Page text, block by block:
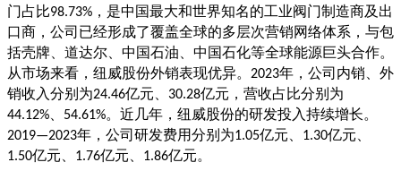
门占比98.73% ，是中国最大和世界知名的工业阀门制造商及出
口商，公司已经形成了覆盖全球的多层次营销网络体系，与包
括壳牌、道达尔、中国石油、中国石化等全球能源巨头合作。
从市场来看，纽威股份外销表现优异。 2023年，公司内销、外
销收入分别为24.46亿元、 30.28亿元，营收占比分别为
44.12% 54.61%。近几年，纽威股份的研发投入持续增长。
2019—2023年，公司研发费用分别为1.05亿元、 1.30亿元、
1.50亿元、 1.76亿元、 1.86亿元。